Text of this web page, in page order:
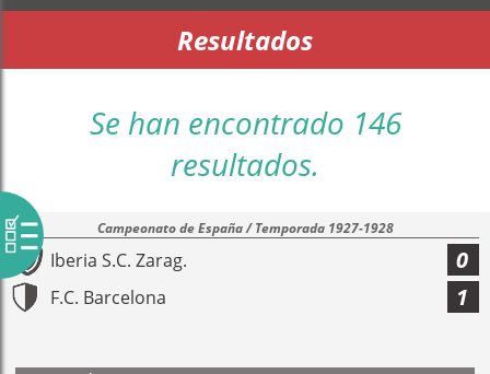
Resultados
Se han encontrado 146
resultados.
Campeonato de España / Temporada 1927-1928
Iberia S.C. Zarag. 0
F.C. Barcelona 1